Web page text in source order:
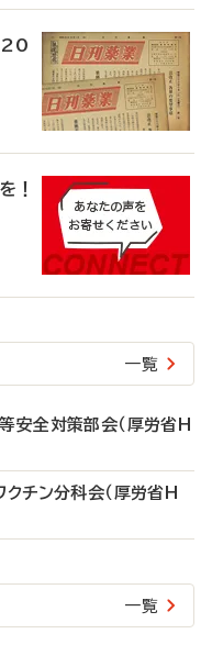
20
！
一覧
安全対策部会（厚労省H
チン分科会（厚労省H
一覧